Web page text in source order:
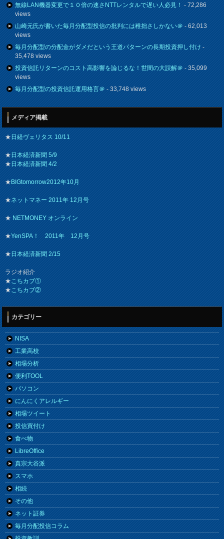
無線LAN機器変更で１０倍の速さNTTレンタルで遅い人必見！- 72,286
views
山崎元氏が書いた毎月分配型投信の批判には稚拙さしかない＠- 62,013
views
毎月分配型の分配金がダメだという王道パターンの長期投資押し付け-
35,478 views
投資信託リターンのコスト高影響を論じるな！世間の大誤解＠- 35,099
views
毎月分配型の投資信託運用格言＠- 33,748 views
メディア掲載
★日経ヴェリタス 10/11
★日本経済新聞 5/9
★日本経済新聞 4/2
★BIGtomorrow2012年10月
★ネットマネー 2011年 12月号
★NETMONEY オンライン
★YenSPA！ 2011年 12月号
★日本経済新聞 2/15
ラジオ紹介
★こちカブ①
★こちカブ②
カテゴリー
NISA
工業高校
相場分析
便利TOOL
パソコン
にんにくアレルギー
相場ツイート
投信買付け
食べ物
LibreOffice
真宗大谷派
スマホ
相続
その他
ネット証券
毎月分配投信コラム